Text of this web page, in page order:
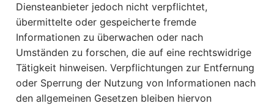
Diensteanbieter jedoch nicht verpflichtet,
übermittelte oder gespeicherte fremde
Informationen zu überwachen oder nach
Umständen zu forschen, die auf eine rechtswidrige
Tätigkeit hinweisen. Verpflichtungen zur Entfernung
oder Sperrung der Nutzung von Informationen nach
den allgemeinen Gesetzen bleiben hiervon